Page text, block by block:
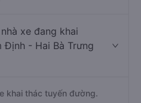
xe đang khai
Định - Hai Bà Trưng
khai thác tuyến đường.